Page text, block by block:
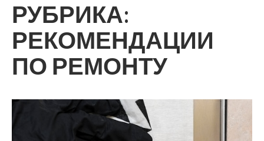
РУБРИКА:
РЕКОМЕНДАЦИИ
ПО РЕМОНТУ